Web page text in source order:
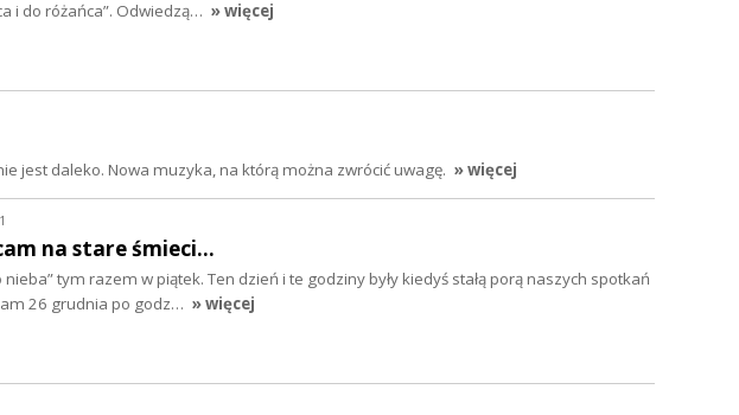
i do różańca”. Odwiedzą… » więcej
jest daleko. Nowa muzyka, na którą można zwrócić uwagę. » więcej
na stare śmieci...
nieba” tym razem w piątek. Ten dzień i te godziny były kiedyś stałą porą naszych spotkań
26 grudnia po godz… » więcej